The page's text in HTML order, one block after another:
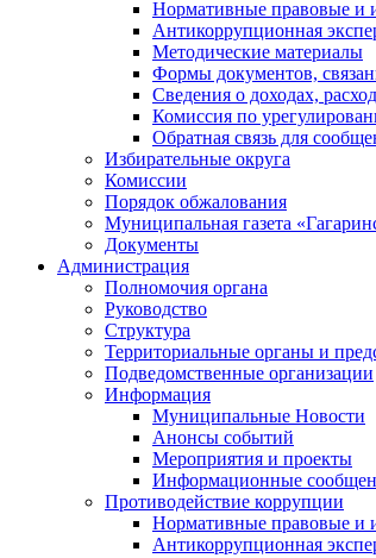
Нормативные правовые и
Антикоррупционная
Методические материалы
Формы документов,
Сведения о доходах,
Комиссия по
Обратная связь для
Избирательные округа
Комиссии
Порядок обжалования
Муниципальная газета
Документы
Администрация
Полномочия органа
Руководство
Структура
Территориальные органы и
Подведомственные организации
Информация
Муниципальные Новости
Анонсы событий
Мероприятия и проекты
Информационные
Противодействие коррупции
Нормативные правовые и
Антикоррупционная